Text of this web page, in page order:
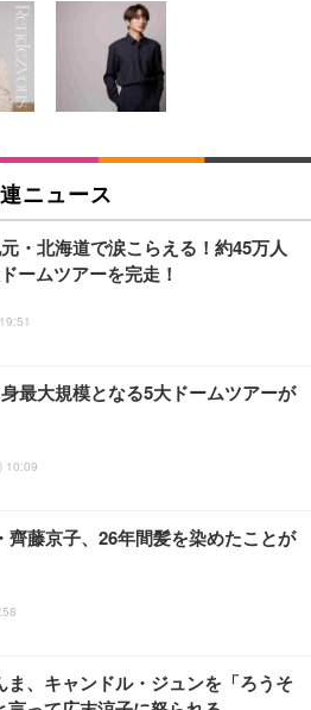
フィスチェア 椅子 テレワーク 疲れな
アームレスト コンパクト 約105度ロッ
務椅子 360度回転 座面昇降 強化ナイロ
通気性メッシュ 在宅ワーク H-WY01
足)
オフィスチェア／デスクチェア メッシ
工学 疲れない ブラック
スチェア デスクチェア 疲れない テレ
強化バックレスト 30度ロッキング機
椅子 腰サポート 90度跳ね上げ式アーム
パソコンチェア (ブラック)
スチェア デスクチェア 疲れない テレ
強化バックレスト 30度ロッキング機
子 腰サポート 90度跳ね上げ式アーム
パソコンチェア (ホワイト)
フィスチェア デスクチェア 肘なし メ
ランバーサポート付き 腰サポート ガ
降 360度回転 キャスター付き コンパク
ス向けプレミアムモニター | FlexScan
| 31.5型4K UHD・USB Type-C・ホワ
向けプレミアムモニター | FlexScan
ゲーミングモニター DualSense 充電
ZDM1J）
】Dell E2724HS 27インチ 液晶モニタ
）VA 非光沢 HDMI/DisplayP
ーカー内蔵 高さ調整 スイベル VESA対
280Hz/FHD】GRAPHT THE S
Monitor 24” Essential ゲーミン
24.5インチ 1ms FHD 量子ドット 残
シック ペットシーツ 薄型 レギュラー 1
香料 ホワイト 300枚
ック ペットシーツ 厚型 ワイド 42枚
ワイト(吸収面:ライトブルー)
イフ ネオ・オムツ L 中型犬用 26枚入
スマートベーシック) 【Amazon.co.jp
Basic アイリスオーヤマ ペットシーツ
ワイド 100枚入 (x 1) (ケース販売)
ヤマ ペットシーツ 超厚型 お徳用 レギ
入【Amazon.co.jp限定】
ニュース
・北海道で涙こらえる！約45万人
ームツアーを完走！
最大規模となる5大ドームツアーが
10:09
齊藤京子、26年間髪を染めたことが
ま、キャンドル・ジュンを「ろうそ